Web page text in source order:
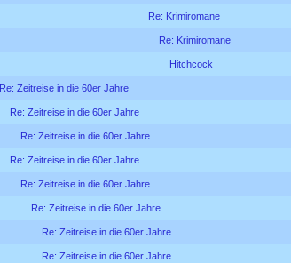
Re: Krimiromane
Re: Krimiromane
Hitchcock
Re: Zeitreise in die 60er Jahre
Re: Zeitreise in die 60er Jahre
Re: Zeitreise in die 60er Jahre
Re: Zeitreise in die 60er Jahre
Re: Zeitreise in die 60er Jahre
Re: Zeitreise in die 60er Jahre
Re: Zeitreise in die 60er Jahre
Re: Zeitreise in die 60er Jahre